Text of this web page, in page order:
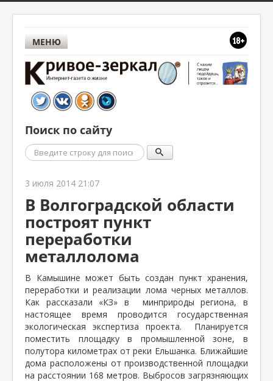
МЕНЮ
Поиск по сайту
Поиск
3 июля 2014 21:07
В Волгоградской области
построят пункт
переработки
металлолома
В Камышине может быть создан пункт хранения,
переработки и реализации лома черных металлов.
Как рассказали «КЗ» в
минприроды региона, в
настоящее время проводится государственная
экологическая экспертиза проекта.
Планируется
поместить площадку в промышленной зоне, в
полутора километрах от реки Ельшанка. Ближайшие
дома расположены от производственной площадки
на расстоянии 168 метров. Выбросов загрязняющих